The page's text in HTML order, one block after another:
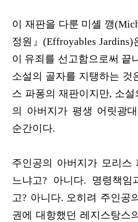
이 재판을 다룬 미셸 깽
정원』(Effroyables
이 유죄를 선고함으로써 끝
소설의 골자를 지탱하는 것
스 파퐁의 재판이지만, 소
의 아버지가 평생 어릿광
순간이다.
주인공의 아버지가 모리스
느냐고? 아니다. 명령책임
고? 아니다. 오히려 주인공
권에 대항했던 레지스탕스